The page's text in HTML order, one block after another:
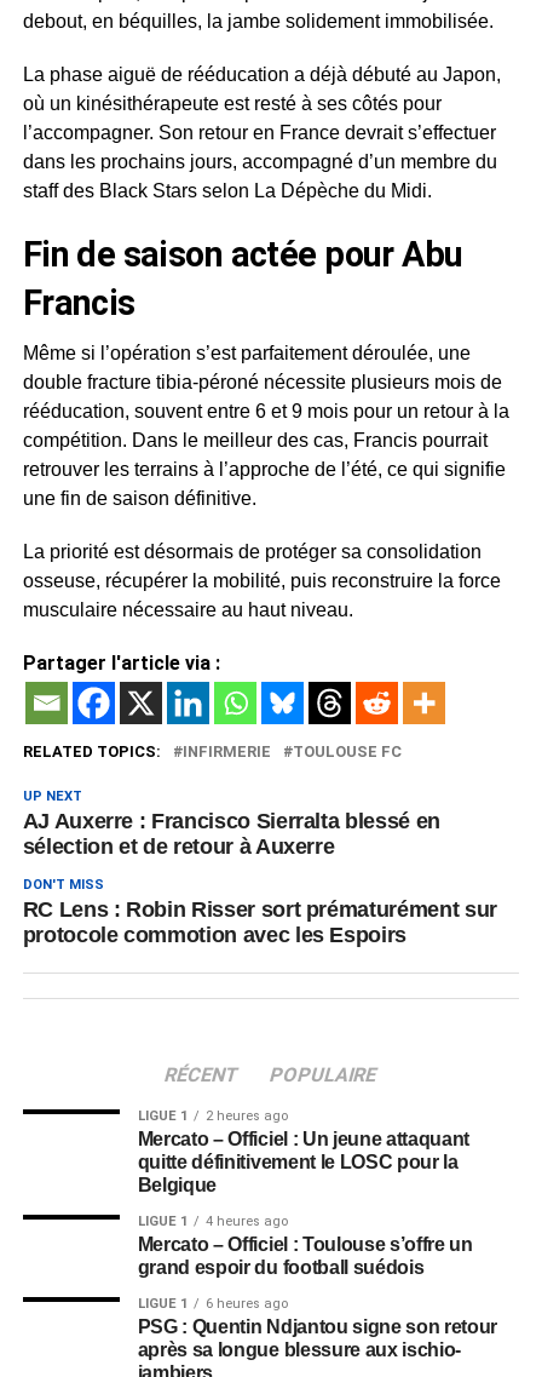
debout, en béquilles, la jambe solidement immobilisée.
La phase aiguë de rééducation a déjà débuté au Japon,
où un kinésithérapeute est resté à ses côtés pour
l’accompagner. Son retour en France devrait s’effectuer
dans les prochains jours, accompagné d’un membre du
staff des Black Stars selon La Dépèche du Midi.
Fin de saison actée pour Abu
Francis
Même si l’opération s’est parfaitement déroulée, une
double fracture tibia-péroné nécessite plusieurs mois de
rééducation, souvent entre 6 et 9 mois pour un retour à la
compétition. Dans le meilleur des cas, Francis pourrait
retrouver les terrains à l’approche de l’été, ce qui signifie
une fin de saison définitive.
La priorité est désormais de protéger sa consolidation
osseuse, récupérer la mobilité, puis reconstruire la force
musculaire nécessaire au haut niveau.
Partager l'article via :
RELATED TOPICS: INFIRMERIE TOULOUSE FC
UP NEXT
AJ Auxerre : Francisco Sierralta blessé en
sélection et de retour à Auxerre
DON'T MISS
RC Lens : Robin Risser sort prématurément sur
protocole commotion avec les Espoirs
RÉCENT POPULAIRE
LIGUE 1 2 heures ago
Mercato – Officiel : Un jeune attaquant
quitte définitivement le LOSC pour la
Belgique
LIGUE 1 4 heures ago
Mercato – Officiel : Toulouse s’offre un
grand espoir du football suédois
LIGUE 1 6 heures ago
PSG : Quentin Ndjantou signe son retour
après sa longue blessure aux ischio-
jambiers